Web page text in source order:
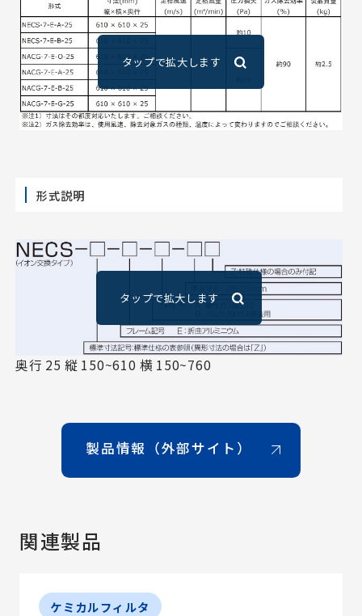
形式説明
奥行 25 縦 150~610 横 150~760
製品情報（外部サイト）
関連製品
ケミカルフィルタ